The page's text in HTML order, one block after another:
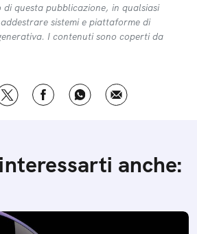
questa pubblicazione, in qualsiasi
sistemi e piattaforme di
I contenuti sono coperti da
anche: